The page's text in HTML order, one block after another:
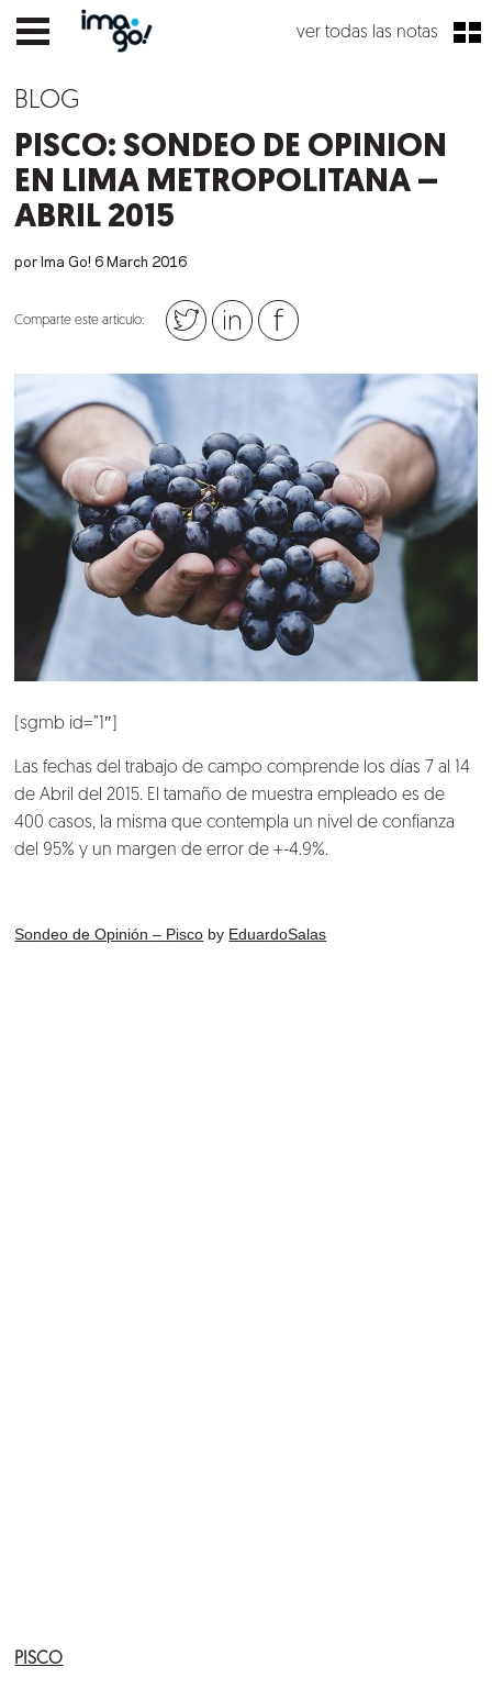
ver todas las notas
BLOG
PISCO: SONDEO DE OPINION
EN LIMA METROPOLITANA –
ABRIL 2015
por Ima Go!6 March 2016
Comparte este artículo:
[sgmb id=”1″]
Las fechas del trabajo de campo comprende los días 7 al 14
de Abril del 2015. El tamaño de muestra empleado es de
400 casos, la misma que contempla un nivel de confianza
del 95% y un margen de error de +-4.9%.
Sondeo de Opinión – Pisco by EduardoSalas
PISCO